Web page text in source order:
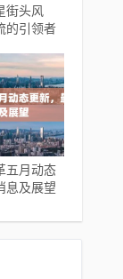
街头风
的引领者
五月动态
息及展望